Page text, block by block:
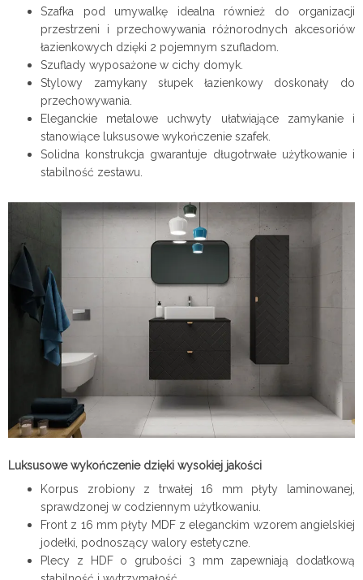
Szafka pod umywalkę idealna również do organizacji
przestrzeni i przechowywania różnorodnych akcesoriów
łazienkowych dzięki 2 pojemnym szufladom.
Szuflady wyposażone w cichy domyk.
Stylowy zamykany słupek łazienkowy doskonały do
przechowywania.
Eleganckie metalowe uchwyty ułatwiające zamykanie i
stanowiące luksusowe wykończenie szafek.
Solidna konstrukcja gwarantuje długotrwałe użytkowanie i
stabilność zestawu.
Luksusowe wykończenie dzięki wysokiej jakości
Korpus zrobiony z trwałej 16 mm płyty laminowanej,
sprawdzonej w codziennym użytkowaniu.
Front z 16 mm płyty MDF z eleganckim wzorem angielskiej
jodełki, podnoszący walory estetyczne.
Plecy z HDF o grubości 3 mm zapewniają dodatkową